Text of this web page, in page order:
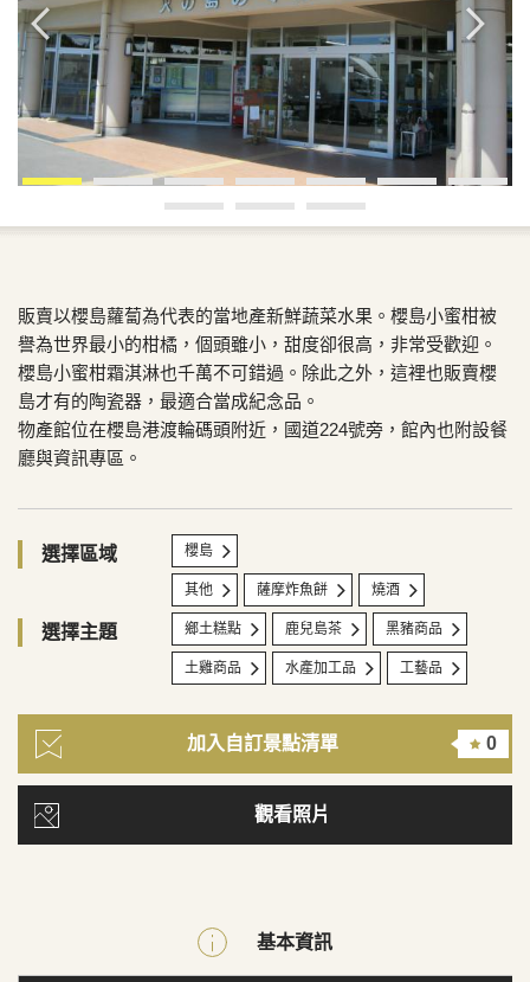
販賣以櫻島蘿蔔為代表的當地產新鮮蔬菜水果。櫻島小蜜柑被
譽為世界最小的柑橘，個頭雖小，甜度卻很高，非常受歡迎。
櫻島小蜜柑霜淇淋也千萬不可錯過。除此之外，這裡也販賣櫻
島才有的陶瓷器，最適合當成紀念品。
物產館位在櫻島港渡輪碼頭附近，國道224號旁，館內也附設餐
廳與資訊專區。
選擇區域 櫻島
選擇主題
其他 薩摩炸魚餅 燒酒
鄉土糕點 鹿兒島茶 黑豬商品
土雞商品 水產加工品 工藝品
加入自訂景點清單 0
觀看照片
基本資訊